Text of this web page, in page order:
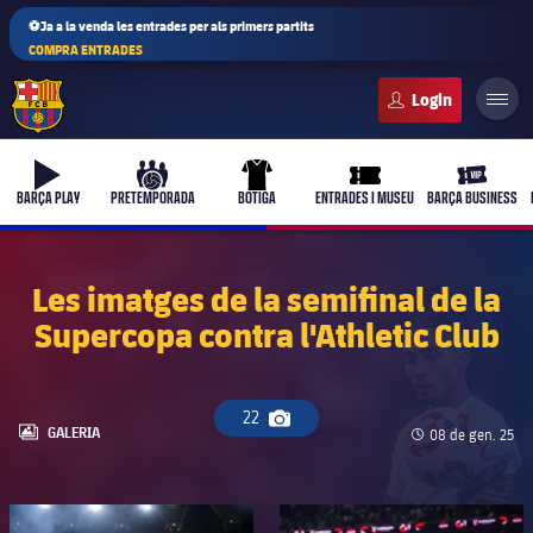
⚽Ja a la venda les entrades per als primers partits
COMPRA ENTRADES
b-play
BARÇA PLAY
culers-ball
PRETEMPORADA
uniform
BOTIGA
ticket-full
ENTRADES I MUSEU
ticket-
BARÇA BUSINESS
PLUSICON
MÉS
Femení
plusicon
més
Barça Atlètic
plusicon
més
Les imatges de la semifinal de la
Supercopa contra l'Athletic Club
22
Icona de càmera
LABEL.ARIA.GALLERY
GALERIA Data de
08 de gen. 25
FC Barcelona club badge FC Barcelona club badge